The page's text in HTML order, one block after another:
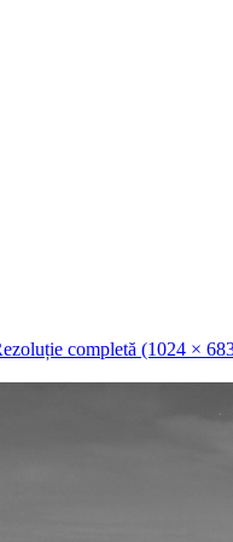
completă (1024 ×